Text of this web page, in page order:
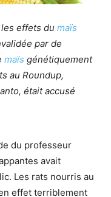
les effets du maïs
par de
maïs génétiquement
au Roundup,
était accusé
du professeur
avait
Les rats nourris au
effet terriblement